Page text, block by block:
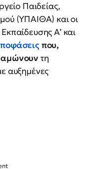
Παιδείας,
(ΥΠΑΙΘΑ) και οι
Α’ και
που,
τη
αυξημένες